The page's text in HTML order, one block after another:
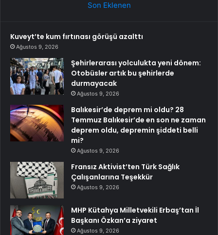
Son Eklenen
Kuveyt’te kum fırtınası görüşü azalttı
Ağustos 9, 2026
Şehirlerarası yolculukta yeni dönem:
Otobüsler artık bu şehirlerde
durmayacak
Ağustos 9, 2026
Balıkesir’de deprem mi oldu? 28
Temmuz Balıkesir’de en son ne zaman
deprem oldu, depremin şiddeti belli
mi?
Ağustos 9, 2026
Fransız Aktivist’ten Türk Sağlık
Çalışanlarına Teşekkür
Ağustos 9, 2026
MHP Kütahya Milletvekili Erbaş’tan İl
Başkanı Özkan’a ziyaret
Ağustos 9, 2026